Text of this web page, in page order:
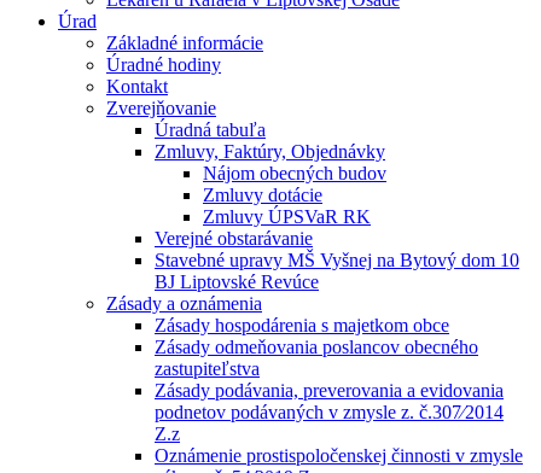
Úrad
Základné informácie
Úradné hodiny
Kontakt
Zverejňovanie
Úradná tabuľa
Zmluvy, Faktúry, Objednávky
Nájom obecných budov
Zmluvy dotácie
Zmluvy ÚPSVaR RK
Verejné obstarávanie
Stavebné upravy MŠ Vyšnej na Bytový dom 10
BJ Liptovské Revúce
Zásady a oznámenia
Zásady hospodárenia s majetkom obce
Zásady odmeňovania poslancov obecného
zastupiteľstva
Zásady podávania, preverovania a evidovania
podnetov podávaných v zmysle z. č.307⁄2014
Z.z
Oznámenie prostispoločenskej činnosti v zmysle